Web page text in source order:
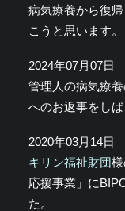
病気療養から復
こうと思います。
2024年07月07日
管理人の病気療
へのお返事をし
2020年03月14日
キリン福祉財団
応援事業」に
た。